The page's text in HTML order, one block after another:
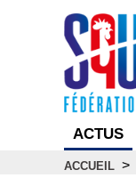
ACTUS
ACCUEIL >